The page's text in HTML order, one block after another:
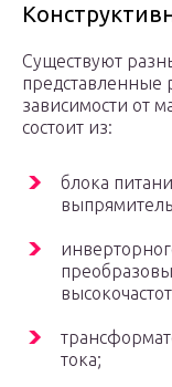
Существуют
представленные
зависимости от
состоит из:
блока
тока;